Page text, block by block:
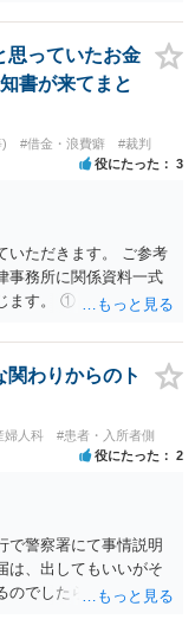
臨時に必要となった医
た条項と読むのが自然
験費用などの教育費に
を請求できる」とまで
進学費用をどこまで負
、子どもの年齢、大
入・資産状況、進学先
ます。公正証書の他
に定められている
「進学費用」に関する
えられます。
思っていたお金
書が来てまと
#借金・浪費癖 #裁判
役にたった 3
いただきます。 ご参考
事務所に関係資料一式
ます。 ① このLINEの
円の貸付に至るまでの
、関係を清算するため
えます。 ② 「今後一
や誓約書は、裁判上
誓約書の具体的内容
一定の証拠価値はある
万円を貸付扱いに変更
万円は不当利得（受け
して返還請求されてい
かと存じます。 ④ 私
が既に約100万あり。
で220万円を支払う事は
関わりからのト
婦人科 #患者・入所者側
役にたった 2
で警察署にて事情説明
は、出してもいいがそ
のでしたら、あまり結